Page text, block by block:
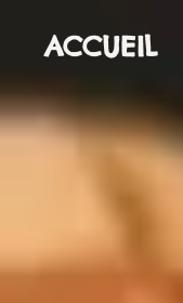
ACCUEIL